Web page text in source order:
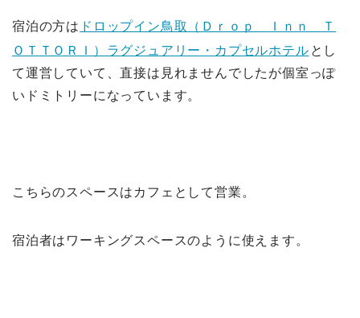
宿泊の方は ドロップイン鳥取（Ｄｒｏｐ Ｉｎｎ Ｔ
ＯＴＴＯＲＩ）ラグジュアリー・カプセルホテル とし
て運営していて、直接は見れませんでしたが個室っぽ
いドミトリーになっています。
こちらのスペースはカフェとして営業。
宿泊者はワーキングスペースのように使えます。